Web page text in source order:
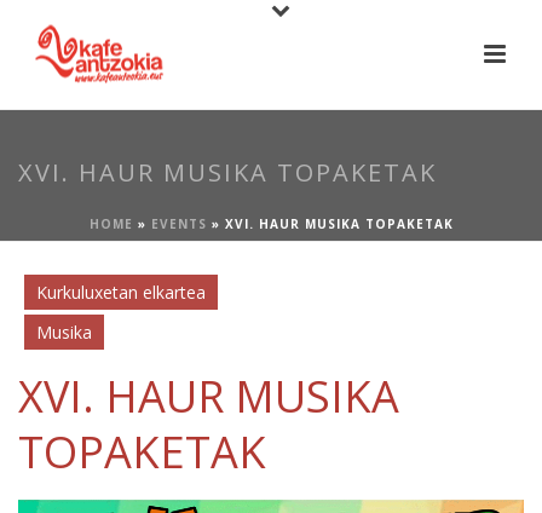
XVI. HAUR MUSIKA TOPAKETAK
HOME » EVENTS » XVI. HAUR MUSIKA TOPAKETAK
Kurkuluxetan elkartea
Musika
XVI. HAUR MUSIKA
TOPAKETAK